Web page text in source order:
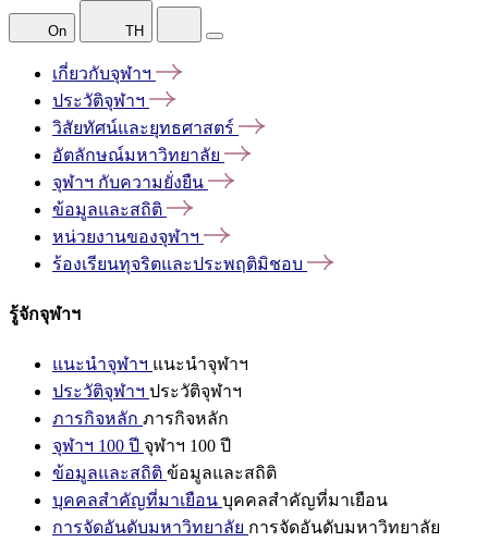
On TH
เกี่ยวกับจุฬาฯ
ประวัติจุฬาฯ
วิสัยทัศน์และยุทธศาสตร์
อัตลักษณ์มหาวิทยาลัย
จุฬาฯ กับความยั่งยืน
ข้อมูลและสถิติ
หน่วยงานของจุฬาฯ
ร้องเรียนทุจริตและประพฤติมิชอบ
รู้จักจุฬาฯ
แนะนำจุฬาฯ แนะนำจุฬาฯ
ประวัติจุฬาฯ ประวัติจุฬาฯ
ภารกิจหลัก ภารกิจหลัก
จุฬาฯ 100 ปี จุฬาฯ 100 ปี
ข้อมูลและสถิติ ข้อมูลและสถิติ
บุคคลสำคัญที่มาเยือน บุคคลสำคัญที่มาเยือน
การจัดอันดับมหาวิทยาลัย การจัดอันดับมหาวิทยาลัย